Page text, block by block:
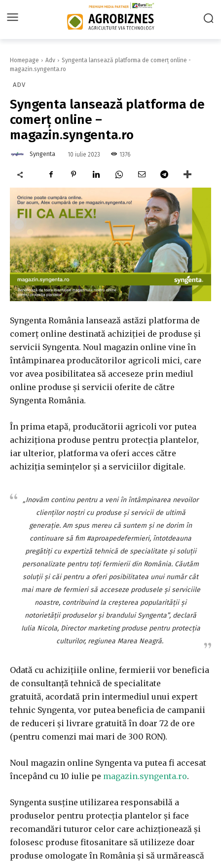
Homepage Adv
Syngenta lansează platforma de comerț online -
magazin.syngenta.ro
ADV
Syngenta lansează platforma de
comerț online –
magazin.syngenta.ro
Syngenta 10 iulie 2023 1376
Syngenta România lansează astăzi platforma de
comerț online destinată achiziției de produse și
servicii Syngenta. Noul magazin online vine în
întâmpinarea producătorilor agricoli mici, care
vor avea posibilitatea să acceseze prin mediul
online produse și servicii oferite de către
Syngenta România.
În prima etapă, producătorii agricoli vor putea
achiziționa produse pentru protecția plantelor,
iar ulterior, platforma va oferi acces către
achiziția semințelor și a serviciilor digitale.
„Inovăm continu pentru a veni în întâmpinarea nevoilor
clienților noștri cu produse și servicii de ultimă
generație. Am spus mereu că suntem și ne dorim în
continuare să fim #aproapedefermieri, întotdeauna
pregătiți cu expertiză tehnică de specialitate și soluții
personalizate pentru toți fermierii din România. Căutăm
soluții și căi pentru a oferi posibilitatea unui număr cât
mai mare de fermieri să acceseze produsele și serviciile
noastre, contribuind la creșterea popularității și
notorietății produselor și brandului Syngenta”, declară
Iulia Nicola, Director marketing produse pentru protecția
culturilor, regiunea Marea Neagră.
Odată cu achizițiile online, fermierii vor beneficia
de consultanță tehnică de specialitate
gratuită, acordată prin intermediul unui expert
tehnic Syngenta, vor putea beneficia de campanii
de reduceri și livrare gratuită în doar 72 de ore
(pentru comenzi mai mari de 300 RON).
Noul magazin online Syngenta va putea fi accesat
începând cu 10 iulie pe magazin.syngenta.ro.
Syngenta susține utilizarea responsabilă a
produselor pentru protecția plantelor și face
recomandări tuturor celor care achizționează și
folosesc produse fitosanitare să utilizeze doar
produse omologate în România și să urmărească